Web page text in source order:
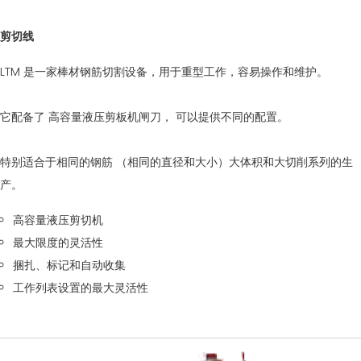
剪切线
LTM 是一家棒材钢筋切割设备，用于重型工作，容易操作和维护。
它配备了 高容量液压剪板机闸刀， 可以提供不同的配置。
特别适合于相同的钢筋 （相同的直径和大小）大体积和大切削系列的生
产。
高容量液压剪切机
最大限度的灵活性
捆扎、标记和自动收集
工作列表设置的最大灵活性